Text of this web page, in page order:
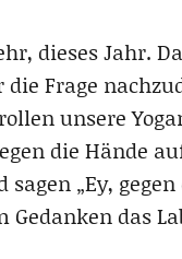
dieses Jahr.
Frage
unsere
die Hände
„Ey,
das